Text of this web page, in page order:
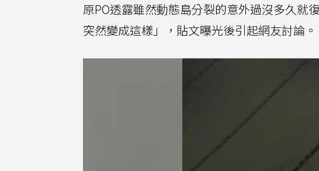
原PO透露雖然動態島分裂的意外過沒多久就
突然變成這樣」，貼文曝光後引起網友討論。